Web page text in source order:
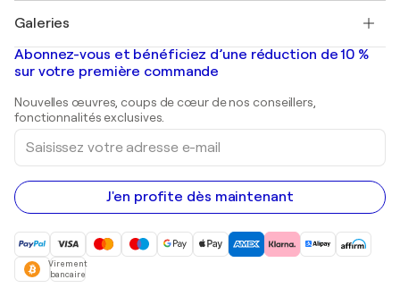
Banksy
Mr. Brainwash
Shepard Fairey
Tableaux abstraits à vendre
Peintures de paysage
Estampes
Peintures acryliques
Galeries
Galeries d'art en France
Galeries d'art en Belgique
Abonnez-vous et bénéficiez d’une réduction de 10 %
sur votre première commande
Nouvelles œuvres, coups de cœur de nos conseillers,
fonctionnalités exclusives.
Saisissez
votre
adresse
e-
mail
J'en profite dès maintenant
Virement
bancaire